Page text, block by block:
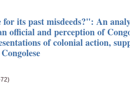
its past misdeeds?": An
official and perception of
of colonial action,